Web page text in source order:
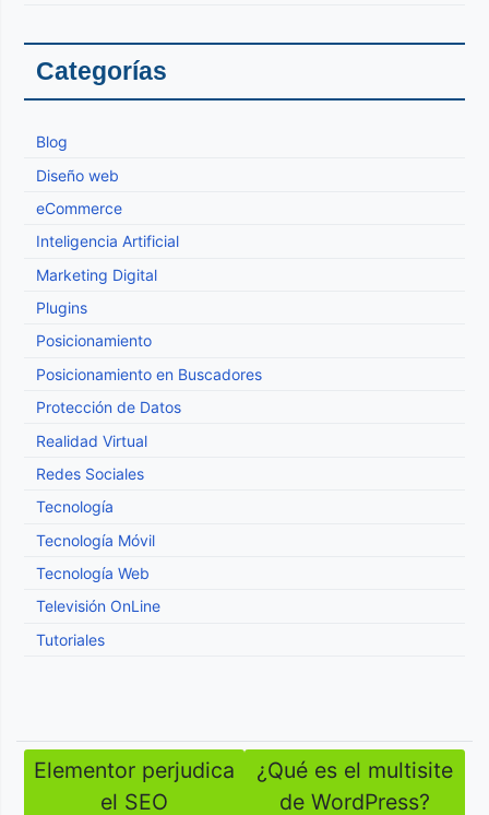
Categorías
Blog
Diseño web
eCommerce
Inteligencia Artificial
Marketing Digital
Plugins
Posicionamiento
Posicionamiento en Buscadores
Protección de Datos
Realidad Virtual
Redes Sociales
Tecnología
Tecnología Móvil
Tecnología Web
Televisión OnLine
Tutoriales
Navegación
Elementor perjudica
el SEO
¿Qué es el multisite
de WordPress?